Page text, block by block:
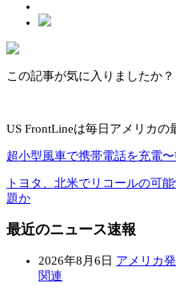
この記事が気に入りましたか？
US FrontLineは毎日アメリカ
超小型風車で携帯電話を充電
トヨタ、北米でリコールの可
題か
最近のニュース速報
2026年8月6日 アメリカ
関連